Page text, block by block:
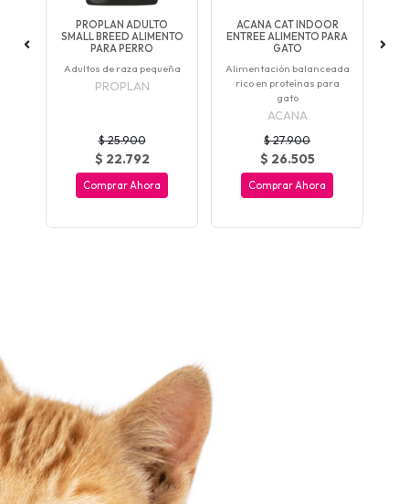
PROPLAN ADULTO
SMALL BREED ALIMENTO
PARA PERRO
Adultos de raza pequeña
PROPLAN
$ 25.900
$ 22.792
Comprar Ahora
ACANA CAT INDOOR
ENTREE ALIMENTO PARA
GATO
Alimentación balanceada
rico en proteínas para
gato
ACANA
$ 27.900
$ 26.505
Comprar Ahora